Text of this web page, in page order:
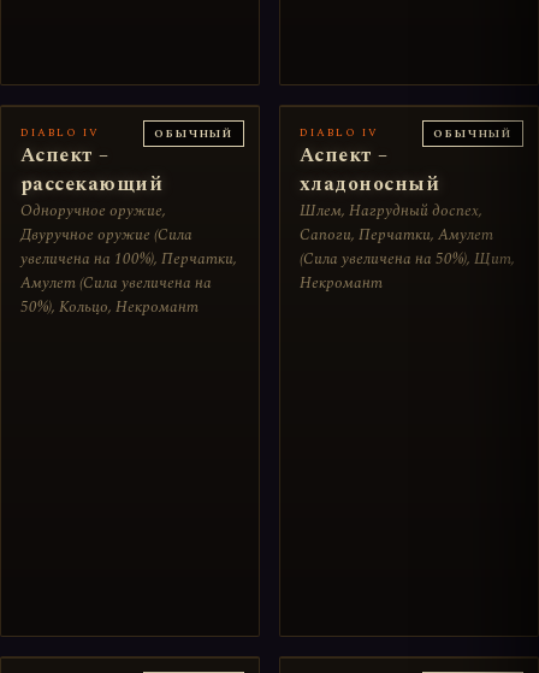
ОБЫЧНЫЙ
DIABLO IV
Аспект –
рассекающий
Одноручное оружие,
Двуручное оружие (Сила
увеличена на 100%), Перчатки,
Амулет (Сила увеличена на
50%), Кольцо, Некромант
ОБЫЧНЫЙ
DIABLO IV
Аспект –
хладоносный
Шлем, Нагрудный доспех,
Сапоги, Перчатки, Амулет
(Сила увеличена на 50%), Щит,
Некромант